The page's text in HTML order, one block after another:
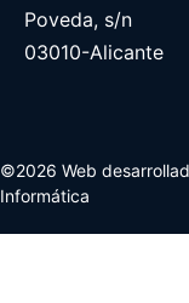
Poveda, s/n
03010-Alicante
©2026 Web
Informática